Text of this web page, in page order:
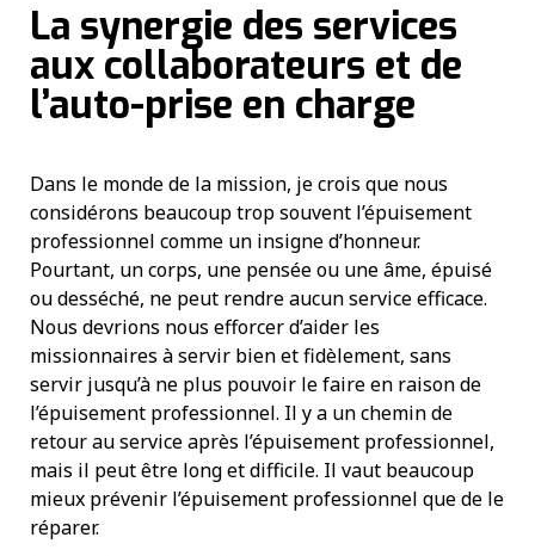
La synergie des services
aux collaborateurs et de
l’auto-prise en charge
Dans le monde de la mission, je crois que nous
considérons beaucoup trop souvent l’épuisement
professionnel comme un insigne d’honneur.
Pourtant, un corps, une pensée ou une âme, épuisé
ou desséché, ne peut rendre aucun service efficace.
Nous devrions nous efforcer d’aider les
missionnaires à servir bien et fidèlement, sans
servir jusqu’à ne plus pouvoir le faire en raison de
l’épuisement professionnel. Il y a un chemin de
retour au service après l’épuisement professionnel,
mais il peut être long et difficile. Il vaut beaucoup
mieux prévenir l’épuisement professionnel que de le
réparer.